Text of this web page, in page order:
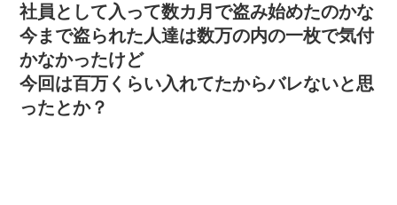
社員として入って数カ月で盗み始めたのかな
今まで盗られた人達は数万の内の一枚で気付
かなかったけど
今回は百万くらい入れてたからバレないと思
ったとか？